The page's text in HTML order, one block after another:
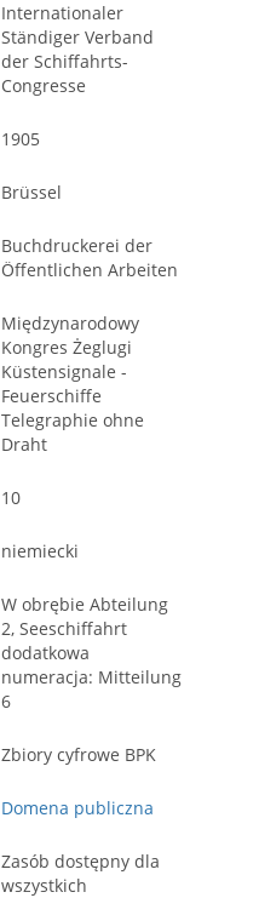
Internationaler
Ständiger Verband
der Schiffahrts-
Congresse
1905
Brüssel
Buchdruckerei der
Öffentlichen Arbeiten
Międzynarodowy
Kongres Żeglugi
Küstensignale -
Feuerschiffe
Telegraphie ohne
Draht
10
niemiecki
W obrębie Abteilung
2, Seeschiffahrt
dodatkowa
numeracja: Mitteilung
6
Zbiory cyfrowe BPK
Domena publiczna
Zasób dostępny dla
wszystkich